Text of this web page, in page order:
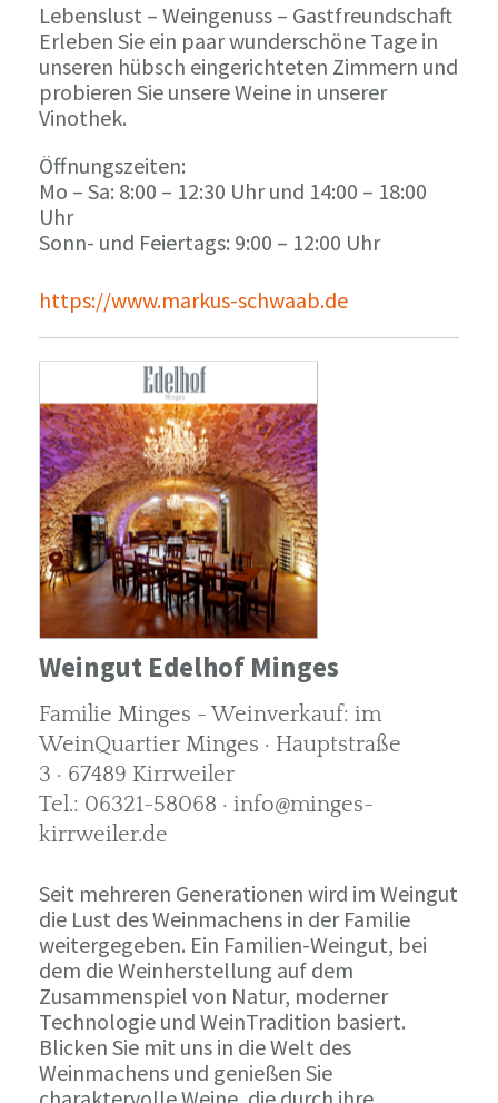
Lebenslust – Weingenuss – Gastfreundschaft
Erleben Sie ein paar wunderschöne Tage in
unseren hübsch eingerichteten Zimmern und
probieren Sie unsere Weine in unserer
Vinothek.
Öffnungszeiten:
Mo – Sa: 8:00 – 12:30 Uhr und 14:00 – 18:00
Uhr
Sonn- und Feiertags: 9:00 – 12:00 Uhr
https://www.markus-schwaab.de
Weingut Edelhof Minges
Familie Minges - Weinverkauf: im
WeinQuartier Minges · Hauptstraße
3 · 67489 Kirrweiler
Tel.: 06321-58068 · info@minges-
kirrweiler.de
Seit mehreren Generationen wird im Weingut
die Lust des Weinmachens in der Familie
weitergegeben. Ein Familien-Weingut, bei
dem die Weinherstellung auf dem
Zusammenspiel von Natur, moderner
Technologie und WeinTradition basiert.
Blicken Sie mit uns in die Welt des
Weinmachens und genießen Sie